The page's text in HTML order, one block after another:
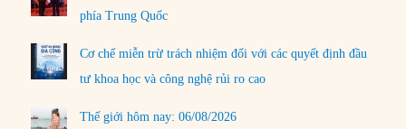
phía Trung Quốc
Cơ chế miễn trừ trách nhiệm đối với các quyết định đầu
tư khoa học và công nghệ rủi ro cao
Thế giới hôm nay: 06/08/2026